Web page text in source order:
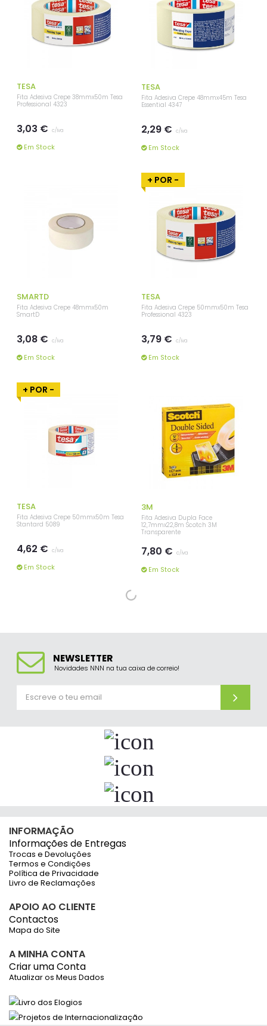
TESA
Fita Adesiva Crepe 38mmx50m Tesa
Professional 4323
3,03 € c/iva
Em Stock
TESA
Fita Adesiva Crepe 48mmx45m Tesa
Essential 4347
2,29 € c/iva
Em Stock
SMARTD
Fita Adesiva Crepe 48mmx50m
SmartD
3,08 € c/iva
Em Stock
+ POR -
TESA
Fita Adesiva Crepe 50mmx50m Tesa
Professional 4323
3,79 € c/iva
Em Stock
+ POR -
TESA
Fita Adesiva Crepe 50mmx50m Tesa
Stantard 5089
4,62 € c/iva
Em Stock
3M
Fita Adesiva Dupla Face
12,7mmx22,8m Scotch 3M
Transparente
7,80 € c/iva
Em Stock
NEWSLETTER
Novidades NNN na tua caixa de correio!
INFORMAÇÃO
Informações de Entregas
Trocas e Devoluções
Termos e Condições
Política de Privacidade
Livro de Reclamações
APOIO AO CLIENTE
Contactos
Mapa do Site
A MINHA CONTA
Criar uma Conta
Atualizar os Meus Dados